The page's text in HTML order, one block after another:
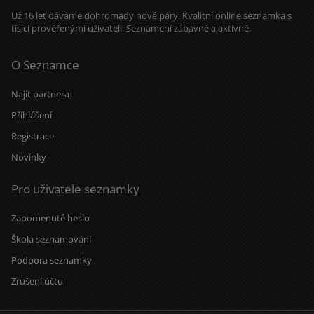
Už 16 let dáváme dohromady nové páry. Kvalitní online seznamka s
tisíci prověřenými uživateli. Seznámení zábavně a aktivně.
O Seznamce
Najít partnera
Přihlášení
Registrace
Novinky
Pro uživatele seznamky
Zapomenuté heslo
Škola seznamování
Podpora seznamky
Zrušení účtu